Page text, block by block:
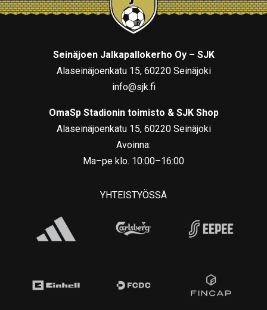
Seinäjoen Jalkapallokerho Oy – SJK
Alaseinäjoenkatu 15, 60220 Seinäjoki
info@sjk.fi
OmaSp Stadionin toimisto & SJK Shop
Alaseinäjoenkatu 15, 60220 Seinäjoki
Avoinna:
Ma–pe klo. 10:00–16:00
YHTEISTYÖSSÄ